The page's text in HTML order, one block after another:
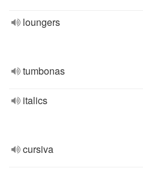
loungers
tumbonas
italics
cursiva